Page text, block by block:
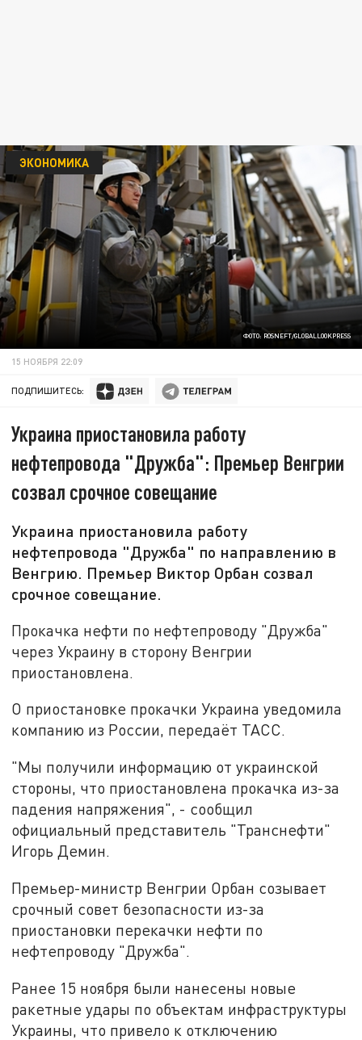
ФОТО: ROSNEFT/GLOBALLOOKPRESS
ЭКОНОМИКА
15 НОЯБРЯ 22:09
ПОДПИШИТЕСЬ:
Украина приостановила работу
нефтепровода "Дружба": Премьер Венгрии
созвал срочное совещание
Украина приостановила работу
нефтепровода "Дружба" по направлению в
Венгрию. Премьер Виктор Орбан созвал
срочное совещание.
Прокачка нефти по нефтепроводу "Дружба"
через Украину в сторону Венгрии
приостановлена.
О приостановке прокачки Украина уведомила
компанию из России, передаёт ТАСС.
"Мы получили информацию от украинской
стороны, что приостановлена прокачка из-за
падения напряжения", - сообщил
официальный представитель "Транснефти"
Игорь Демин.
Премьер-министр Венгрии Орбан созывает
срочный совет безопасности из-за
приостановки перекачки нефти по
нефтепроводу "Дружба".
Ранее 15 ноября были нанесены новые
ракетные удары по объектам инфраструктуры
Украины, что привело к отключению